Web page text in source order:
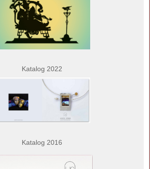
Katalog 2022
Katalog 2016